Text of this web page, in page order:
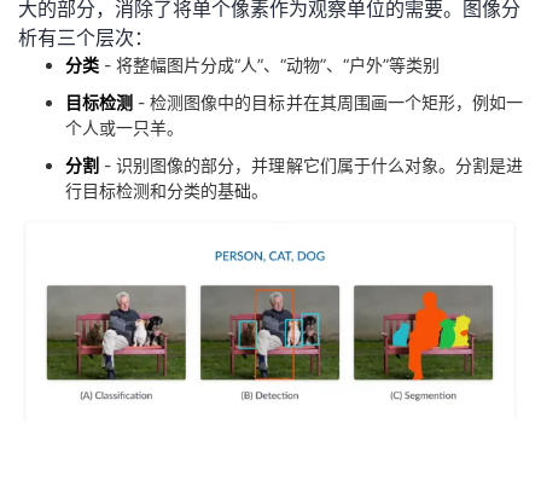
坛
圈
的
我
发
者
Programs
的
支
大的部分，消除了将单个像素作为观察单位的需要。图像分
析有三个层次：
分类 - 将整幅图片分成“人”、“动物”、“户外”等类别
目标检测 - 检测图像中的目标并在其周围画一个矩形，例如一
个人或一只羊。
分割 - 识别图像的部分，并理解它们属于什么对象。分割是进
行目标检测和分类的基础。